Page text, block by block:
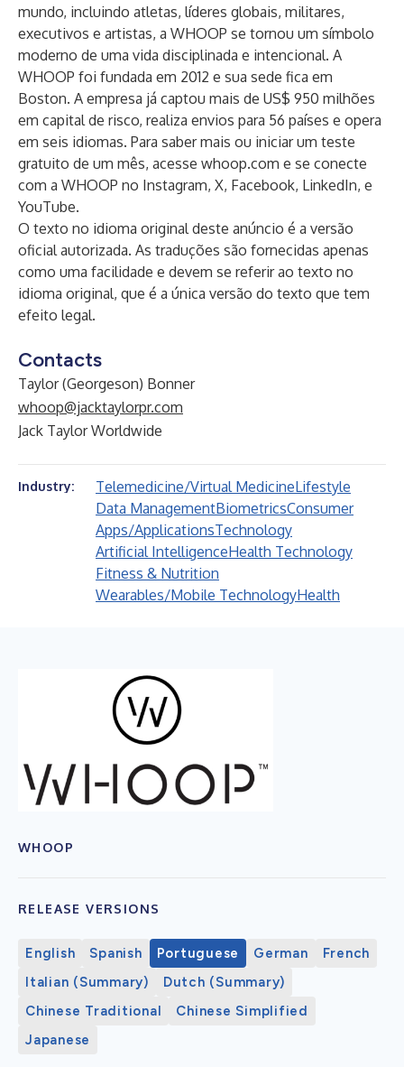
mundo, incluindo atletas, líderes globais, militares,
executivos e artistas, a WHOOP se tornou um símbolo
moderno de uma vida disciplinada e intencional. A
WHOOP foi fundada em 2012 e sua sede fica em
Boston. A empresa já captou mais de US$ 950 milhões
em capital de risco, realiza envios para 56 países e opera
em seis idiomas. Para saber mais ou iniciar um teste
gratuito de um mês, acesse whoop.com e se conecte
com a WHOOP no Instagram, X, Facebook, LinkedIn, e
YouTube.
O texto no idioma original deste anúncio é a versão
oficial autorizada. As traduções são fornecidas apenas
como uma facilidade e devem se referir ao texto no
idioma original, que é a única versão do texto que tem
efeito legal.
Contacts
Taylor (Georgeson) Bonner
whoop@jacktaylorpr.com
Jack Taylor Worldwide
Industry: Telemedicine/Virtual MedicineLifestyle
Data ManagementBiometricsConsumer
Apps/ApplicationsTechnology
Artificial IntelligenceHealth Technology
Fitness & Nutrition
Wearables/Mobile TechnologyHealth
WHOOP
RELEASE VERSIONS
English Spanish Portuguese German
French
Italian (Summary)
Dutch (Summary)
Chinese Traditional
Chinese Simplified
Japanese